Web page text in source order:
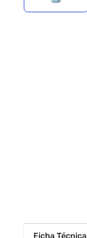
Ficha Técnica